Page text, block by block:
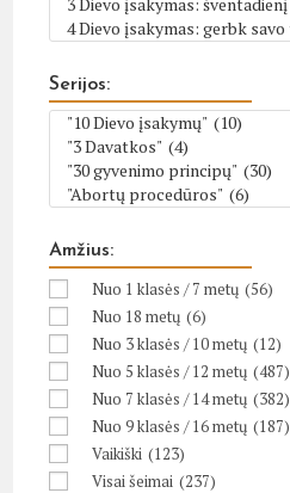
Serijos:
Amžius:
Nuo 1 klasės / 7 metų (56)
Nuo 18 metų (6)
Nuo 3 klasės / 10 metų (12)
Nuo 5 klasės / 12 metų (487)
Nuo 7 klasės / 14 metų (382)
Nuo 9 klasės / 16 metų (187)
Vaikiški (123)
Visai šeimai (237)